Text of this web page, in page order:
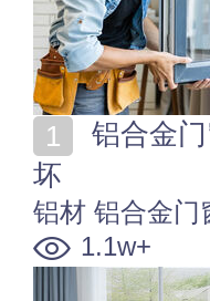
坏
铝材 铝合金门
1.1w+